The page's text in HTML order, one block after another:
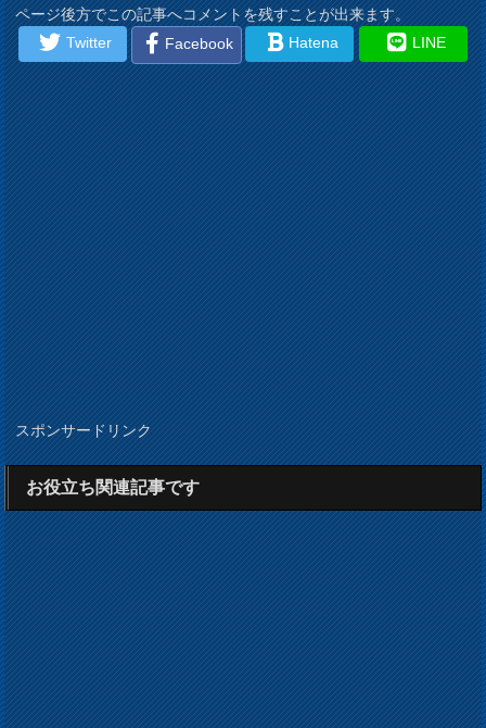
ページ後方でこの記事へコメントを残すことが出来ます。
Twitter
Facebook Hatena LINE
スポンサードリンク
お役立ち関連記事です